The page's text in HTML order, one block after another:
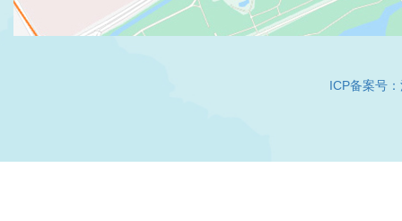
ICP备案号